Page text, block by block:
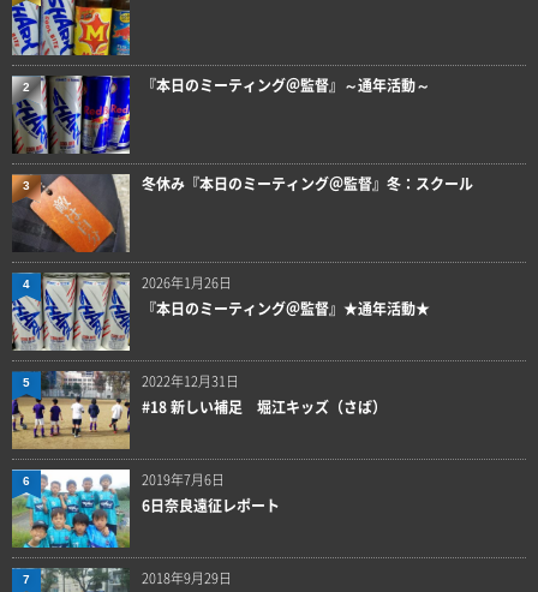
『本日のミーティング＠監督』～通年活動～
2
冬休み『本日のミーティング＠監督』冬：スクール
3
2026年1月26日
『本日のミーティング＠監督』★通年活動★
4
2022年12月31日
#18 新しい補足 堀江キッズ（さば）
5
2019年7月6日
6日奈良遠征レポート
6
2018年9月29日
7